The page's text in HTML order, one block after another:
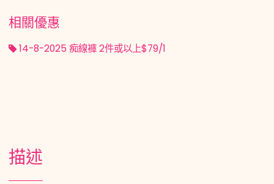
相關優惠
14-8-2025 痴線褲 2件或以上$79/1
描述